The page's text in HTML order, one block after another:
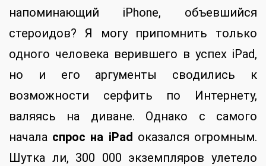
напоминающий iPhone, объевшийся
стероидов? Я могу припомнить только
одного человека верившего в успех iPad,
но и его аргументы сводились к
возможности серфить по Интернету,
валяясь на диване. Однако с самого
начала спрос на iPad оказался огромным.
Шутка ли, 300 000 экземпляров улетело